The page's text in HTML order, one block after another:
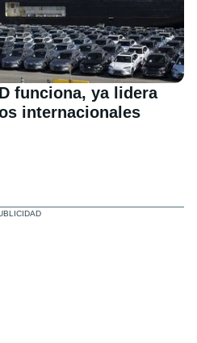
funciona, ya lidera
internacionales